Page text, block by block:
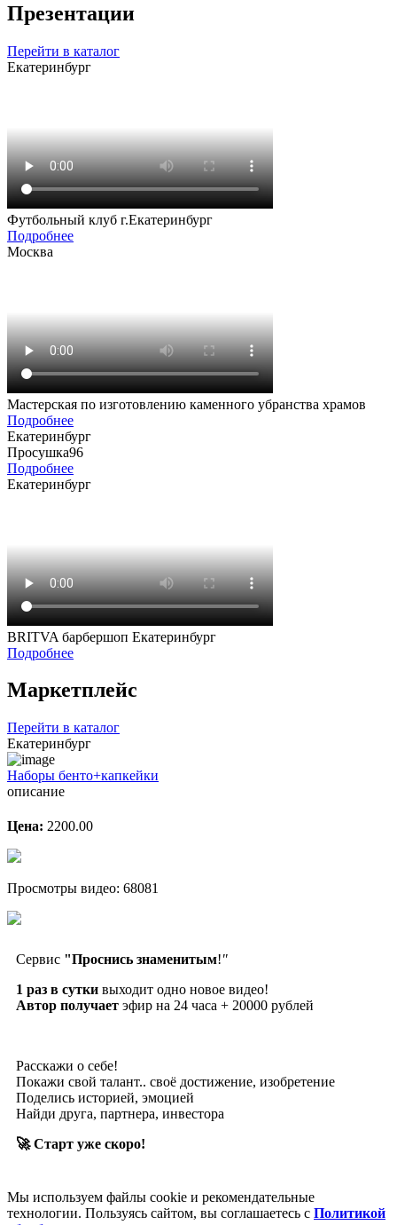
Презентации
Перейти в каталог
Екатеринбург
Футбольный клуб г.Екатеринбург
Подробнее
Москва
Мастерская по изготовлению каменного убранства храмов
Подробнее
Екатеринбург
Просушка96
Подробнее
Екатеринбург
BRITVA барбершоп Екатеринбург
Подробнее
Маркетплейс
Перейти в каталог
Екатеринбург
Наборы бенто+капкейки
описание
Цена: 2200.00
Просмотры видео: 68081
Сервис "Проснись знаменитым!"
1 раз в сутки выходит одно новое видео!
Автор получает эфир на 24 часа + 20000 рублей
Расскажи о себе!
Покажи свой талант.. своё достижение, изобретение
Поделись историей, эмоцией
Найди друга, партнера, инвестора
🚀 Старт уже скоро!
Мы используем файлы cookie и рекомендательные
технологии. Пользуясь сайтом, вы соглашаетесь с Политикой